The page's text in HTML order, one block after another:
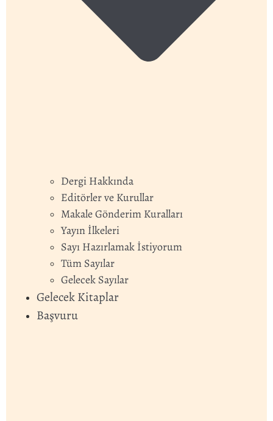
Dergi Hakkında
Editörler ve Kurullar
Makale Gönderim Kuralları
Yayın İlkeleri
Sayı Hazırlamak İstiyorum
Tüm Sayılar
Gelecek Sayılar
Gelecek Kitaplar
Başvuru